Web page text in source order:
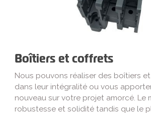
Boîtiers et coffrets
Nous pouvons réaliser des boîtiers
dans leur intégralité ou vous
nouveau sur votre projet amorcé. Le
robustesse et solidité tandis que le